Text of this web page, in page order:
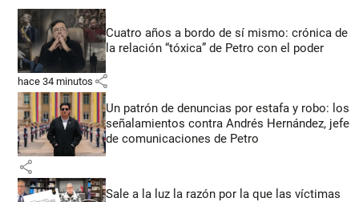
Cuatro años a bordo de sí mismo: crónica de
la relación “tóxica” de Petro con el poder
hace 34 minutos share
Un patrón de denuncias por estafa y robo: los
señalamientos contra Andrés Hernández, jefe
de comunicaciones de Petro
share
Sale a la luz la razón por la que las víctimas